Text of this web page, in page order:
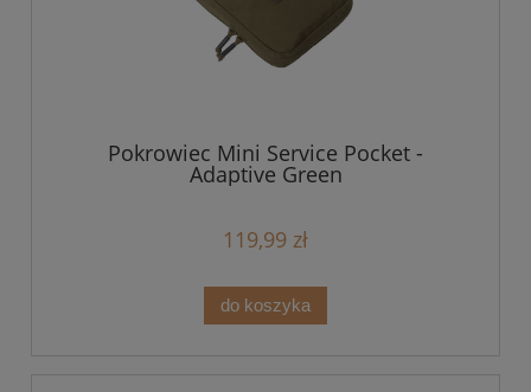
Pokrowiec Mini Service Pocket -
Adaptive Green
119,99 zł
do koszyka